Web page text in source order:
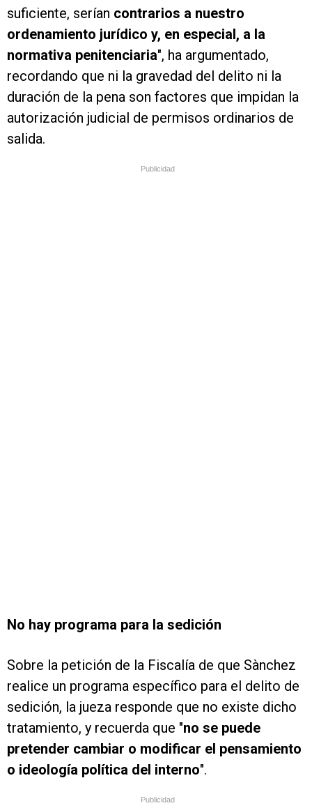
suficiente, serían contrarios a nuestro
ordenamiento jurídico y, en especial, a la
normativa penitenciaria", ha argumentado,
recordando que ni la gravedad del delito ni la
duración de la pena son factores que impidan la
autorización judicial de permisos ordinarios de
salida.
Publicidad
No hay programa para la sedición
Sobre la petición de la Fiscalía de que Sànchez
realice un programa específico para el delito de
sedición, la jueza responde que no existe dicho
tratamiento, y recuerda que "no se puede
pretender cambiar o modificar el pensamiento
o ideología política del interno".
Publicidad